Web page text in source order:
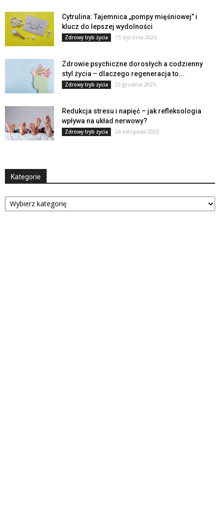
Cytrulina: Tajemnica „pompy mięśniowej” i
klucz do lepszej wydolności
Zdrowy tryb życia 15 stycznia 2026
Zdrowie psychiczne dorosłych a codzienny
styl życia – dlaczego regeneracja to...
Zdrowy tryb życia 22 grudnia 2025
Redukcja stresu i napięć – jak refleksologia
wpływa na układ nerwowy?
Zdrowy tryb życia 24 listopada 2025
Kategorie
Kategorie